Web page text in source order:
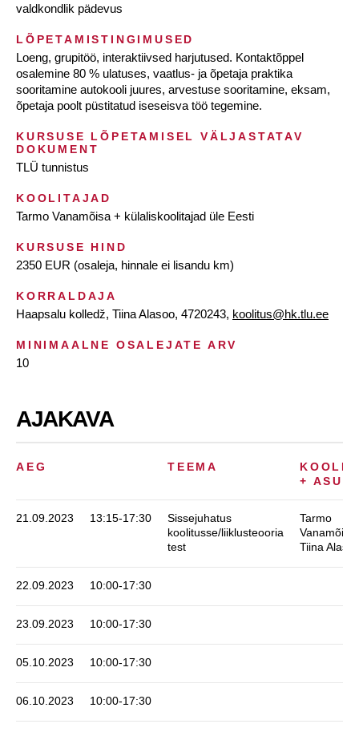
valdkondlik pädevus
LÕPETAMISTINGIMUSED
Loeng, grupitöö, interaktiivsed harjutused. Kontaktõppel
osalemine 80 % ulatuses, vaatlus- ja õpetaja praktika
sooritamine autokooli juures, arvestuse sooritamine, eksam,
õpetaja poolt püstitatud iseseisva töö tegemine.
KURSUSE LÕPETAMISEL VÄLJASTATAV
DOKUMENT
TLÜ tunnistus
KOOLITAJAD
Tarmo Vanamõisa + külaliskoolitajad üle Eesti
KURSUSE HIND
2350 EUR (osaleja, hinnale ei lisandu km)
KORRALDAJA
Haapsalu kolledž, Tiina Alasoo, 4720243, koolitus@hk.tlu.ee
MINIMAALNE OSALEJATE ARV
10
AJAKAVA
AEG TEEMA
+
21.09.2023 13:15-17:30
Sissejuhatus
koolitusse/liiklusteooria
test
Tarmo
Vanamõisa,
Tiina
22.09.2023 10:00-17:30
23.09.2023 10:00-17:30
05.10.2023 10:00-17:30
06.10.2023 10:00-17:30